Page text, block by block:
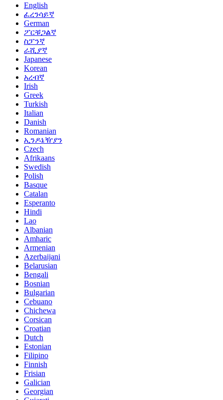
English
ፈረንሳይኛ
German
ፖርቹጋልኛ
ስፓንኛ
ራሺያኛ
Japanese
Korean
አረብኛ
Irish
Greek
Turkish
Italian
Danish
Romanian
ኢንዶኔዥያን
Czech
Afrikaans
Swedish
Polish
Basque
Catalan
Esperanto
Hindi
Lao
Albanian
Amharic
Armenian
Azerbaijani
Belarusian
Bengali
Bosnian
Bulgarian
Cebuano
Chichewa
Corsican
Croatian
Dutch
Estonian
Filipino
Finnish
Frisian
Galician
Georgian